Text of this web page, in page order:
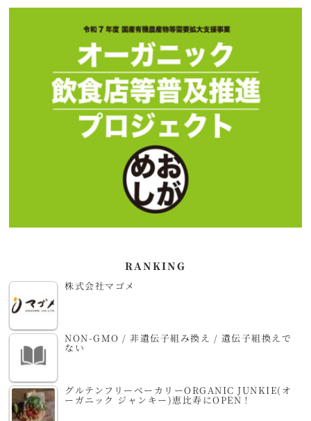
RANKING
株式会社マゴメ
NON-GMO / 非遺伝子組み換え / 遺伝子組換えで
ない
グルテンフリーベーカリーORGANIC JUNKIE(オ
ーガニック ジャンキー)恵比寿にOPEN！